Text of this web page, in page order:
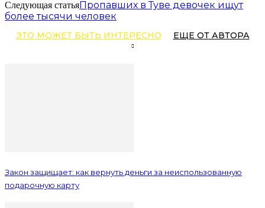
Следующая статьяПропавших в Туве девочек ищут
более тысячи человек
ЭТО МОЖЕТ БЫТЬ ИНТЕРЕСНО ЕЩЕ ОТ АВТОРА
Закон защищает: как вернуть деньги за неиспользованную
подарочную карту